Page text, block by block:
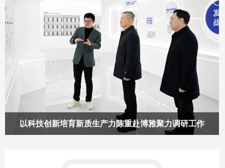
以科技创新培育新质生产力陈重赴博雅聚力调研工作